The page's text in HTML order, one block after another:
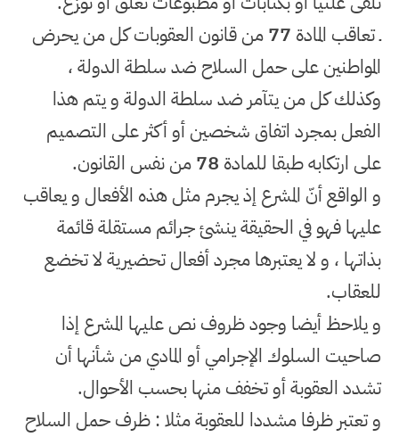
ـ تعاقب المادة 77من قانون العقوبات كل من يحرض
المواطنين على حمل السلاح ضد سلطة الدولة ،
وكذلك كل من يتآمر ضد سلطة الدولة و يتم هذا
الفعل بمجرد اتفاق شخصين أو أكثر على التصميم
على ارتكابه طبقا للمادة 78من نفس القانون.
و الواقع أنّ المشرع إذ يجرم مثل هذه الأفعال و يعاقب
عليها فهو في الحقيقة ينشئ جرائم مستقلة قائمة
بذاتها ، و لا يعتبرها مجرد أفعال تحضيرية لا تخضع
للعقاب.
و يلاحظ أيضا وجود ظروف نص عليها المشرع إذا
صاحيت السلوك الإجرامي أو المادي من شأنها أن
تشدد العقوبة أو تخفف منها بحسب الأحوال.
و تعتبر ظرفا مشددا للعقوبة مثلا : ظرف حمل السلاح